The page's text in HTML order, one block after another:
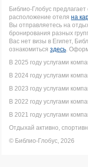
Библио-Глобус
расположение отеля на
Вы отправляетесь на
бронирования разных
Вас нет визы в Египет,
ознакомиться здесь.
В 2025 году услугами
В 2024 году услугами
В 2023 году услугами
В 2022 году услугами
В 2021 году услугами
Отдыхай активно,
© Библио-Глобус, 2026